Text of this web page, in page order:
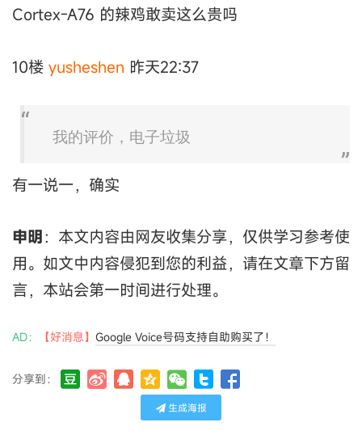
Cortex-A76 的辣鸡敢卖这么贵吗
10楼 yusheshen 昨天22:37
我的评价，电子垃圾
有一说一，确实
申明 ：本文内容由网友收集分享，仅供学习参考使
用。如文中内容侵犯到您的利益，请在文章下方留
言，本站会第一时间进行处理。
AD： 【好消息】 Google Voice号码支持自助购买了！
分享到：
生成海报